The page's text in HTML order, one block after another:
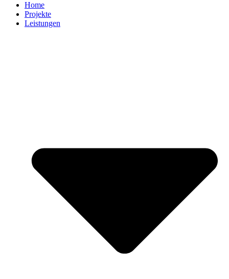
Home
Projekte
Leistungen